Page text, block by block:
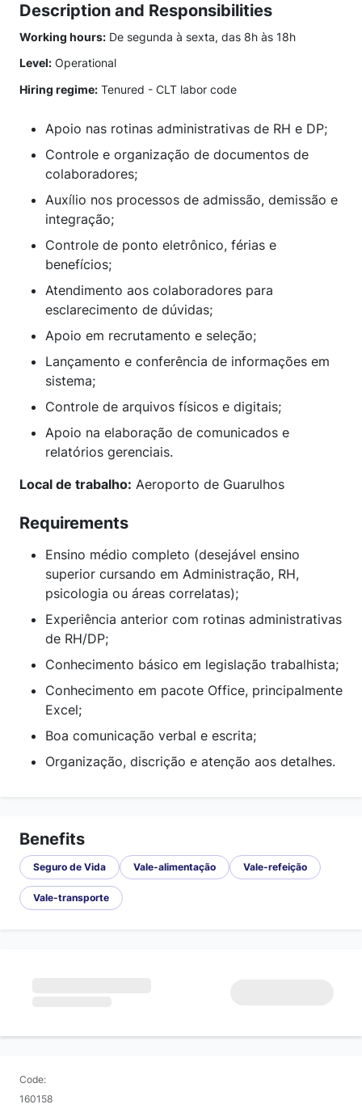
Description and Responsibilities
Working hours: De segunda à sexta, das 8h às 18h
Level: Operational
Hiring regime: Tenured - CLT labor code
Apoio nas rotinas administrativas de RH e DP;
Controle e organização de documentos de
colaboradores;
Auxílio nos processos de admissão, demissão e
integração;
Controle de ponto eletrônico, férias e
benefícios;
Atendimento aos colaboradores para
esclarecimento de dúvidas;
Apoio em recrutamento e seleção;
Lançamento e conferência de informações em
sistema;
Controle de arquivos físicos e digitais;
Apoio na elaboração de comunicados e
relatórios gerenciais.
Local de trabalho: Aeroporto de Guarulhos
Requirements
Ensino médio completo (desejável ensino
superior cursando em Administração, RH,
psicologia ou áreas correlatas);
Experiência anterior com rotinas administrativas
de RH/DP;
Conhecimento básico em legislação trabalhista;
Conhecimento em pacote Office, principalmente
Excel;
Boa comunicação verbal e escrita;
Organização, discrição e atenção aos detalhes.
Benefits
Seguro de Vida Vale-alimentação Vale-refeição
Vale-transporte
Code:
160158